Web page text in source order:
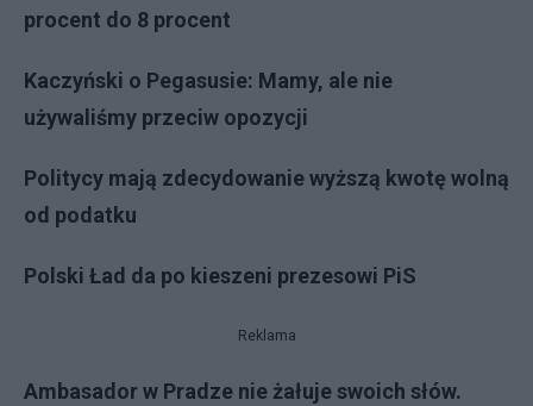
procent do 8 procent
Kaczyński o Pegasusie: Mamy, ale nie
używaliśmy przeciw opozycji
Politycy mają zdecydowanie wyższą kwotę wolną
od podatku
Polski Ład da po kieszeni prezesowi PiS
Reklama
Ambasador w Pradze nie żałuje swoich słów.